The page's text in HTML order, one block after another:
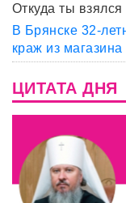
Откуда ты взялся
В Брянске 32-
краж из магазина
ЦИТАТА ДНЯ